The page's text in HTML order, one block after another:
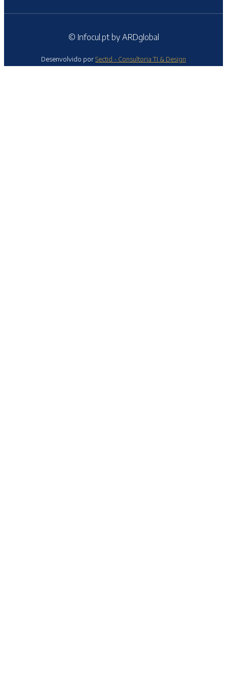
© Infocul.pt by ARDglobal
Desenvolvido porSectid - Consultoria TI & Design